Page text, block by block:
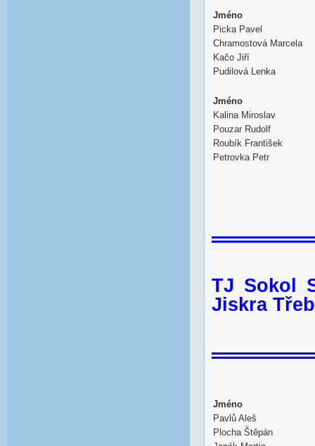
Jméno
Picka Pavel
Chramostová Marcela
Kačo Jiří
Pudilová Lenka
Jméno
Kalina Miroslav
Pouzar Rudolf
Roubík František
Petrovka Petr
TJ Sokol
Jiskra
Jméno
Pavlů Aleš
Plocha Štěpán